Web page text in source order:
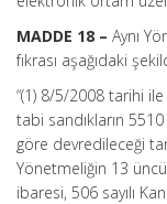
MADDE 18 – Aynı
fıkrası aşağıdaki
“(1) 8/5/2008 tarihi
tabi sandıkların
göre devredileceği
Yönetmeliğin 13
ibaresi, 506 sayılı